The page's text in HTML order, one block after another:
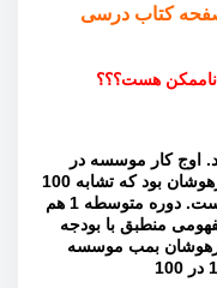
کتاب درسی
هست؟؟؟
اوج کار موسسه در
قسمت آزمون های هوش و بحث ششم تیزهوشان بود که تشابه 100
در 100 آزمون 1 تیر گواه بر این موضوع است. دوره متوسطه 1 هم
منطبق با بودجه‌
بمب موسسه